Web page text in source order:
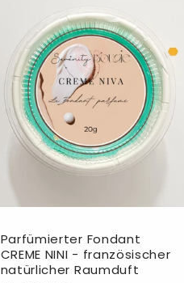
Parfümierter Fondant
CREME NINI - französischer
natürlicher Raumduft